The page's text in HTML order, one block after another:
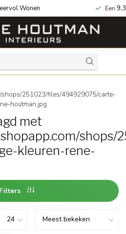
Wonen Een
251023/files/494929075/carte-
houtman.jpg
met
kleuren-rene-
Filters